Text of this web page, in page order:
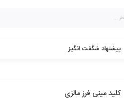
پیشنهاد شگفت انگیز
کلید مینی فرز مالزی